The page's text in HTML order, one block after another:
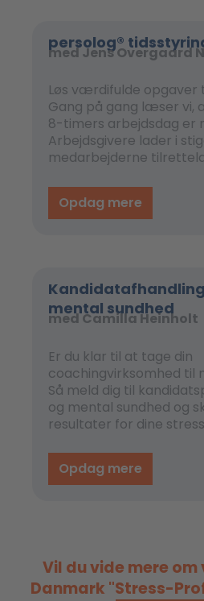
persolog®
med Jens Overgaard
Løs værdifulde opgaver
Gang på gang læser vi,
8-timers arbejdsdag er
Arbejdsgivere lader i
medarbejderne
hjemmekontorer er ikke
sjældenhed.
for at planlægge deres
Opdag mere
mental sundhed
med Camilla Heinholt
Er du klar til at tage din
coachingvirksomhed til
Så meld dig til
og mental sundhed og
resultater for dine
Specialet er skabt til dig,
blive en bedre
udvide dine
Opdag mere
Vil du vide mere
Danmark "Stress-